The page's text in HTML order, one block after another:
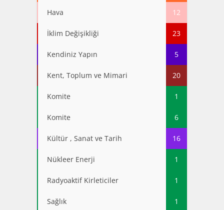
Hava 12
İklim Değişikliği 23
Kendiniz Yapın 5
Kent, Toplum ve Mimari 20
Komite 1
Komite 6
Kültür , Sanat ve Tarih 16
Nükleer Enerji 1
Radyoaktif Kirleticiler 1
Sağlık 1